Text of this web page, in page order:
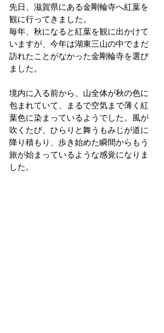
先日、滋賀県にある金剛輪寺へ紅葉を
観に行ってきました。
毎年、秋になると紅葉を観に出かけて
いますが、今年は湖東三山の中でまだ
訪れたことがなかった金剛輪寺を選び
ました。
境内に入る前から、山全体が秋の色に
包まれていて、まるで空気まで薄く紅
葉色に染まっているようでした。風が
吹くたび、ひらりと舞うもみじが道に
降り積もり、歩き始めた瞬間からもう
旅が始まっているような感覚になりま
した。